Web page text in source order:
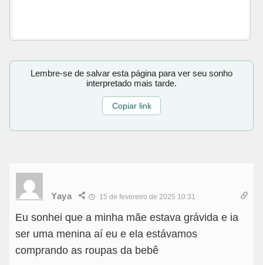
Lembre-se de salvar esta página para ver seu sonho
interpretado mais tarde.
Copiar link
Yaya 15 de fevereiro de 2025 10:31
Eu sonhei que a minha mãe estava grávida e ia
ser uma menina aí eu e ela estávamos
comprando as roupas da bebê